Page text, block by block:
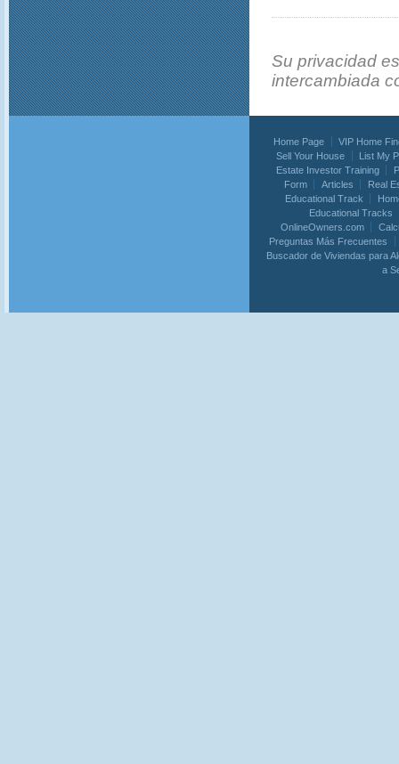
Su privacidad
intercambiada
Home Page
VIP Home
Sell Your House
List My
Estate Investor Training
Form
Articles
Real
Educational Track
Educational Tracks
OnlineOwners.com
Preguntas Más Frecuentes
Buscador de Viviendas para
a